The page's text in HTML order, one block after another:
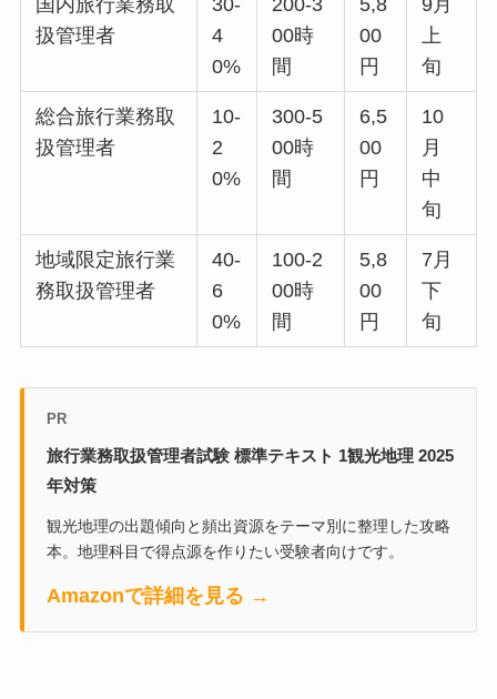
国内旅行業務取
扱管理者
30-
4
0%
200-3
00時
間
5,8
00
円
9月
上
旬
総合旅行業務取
扱管理者
10-
2
0%
300-5
00時
間
6,5
00
円
10
月
中
旬
地域限定旅行業
務取扱管理者
40-
6
0%
100-2
00時
間
5,8
00
円
7月
下
旬
PR
旅行業務取扱管理者試験 標準テキスト 1観光地理 2025
年対策
観光地理の出題傾向と頻出資源をテーマ別に整理した攻略
本。地理科目で得点源を作りたい受験者向けです。
Amazonで詳細を見る →